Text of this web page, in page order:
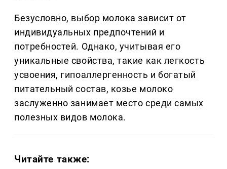
Безусловно, выбор молока зависит от
индивидуальных предпочтений и
потребностей. Однако, учитывая его
уникальные свойства, такие как легкость
усвоения, гипоаллергенность и богатый
питательный состав, козье молоко
заслуженно занимает место среди самых
полезных видов молока.
Читайте также: